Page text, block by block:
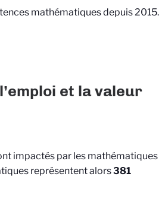
mathématiques depuis 2015.
et la valeur
impactés par les mathématiques
représentent alors381